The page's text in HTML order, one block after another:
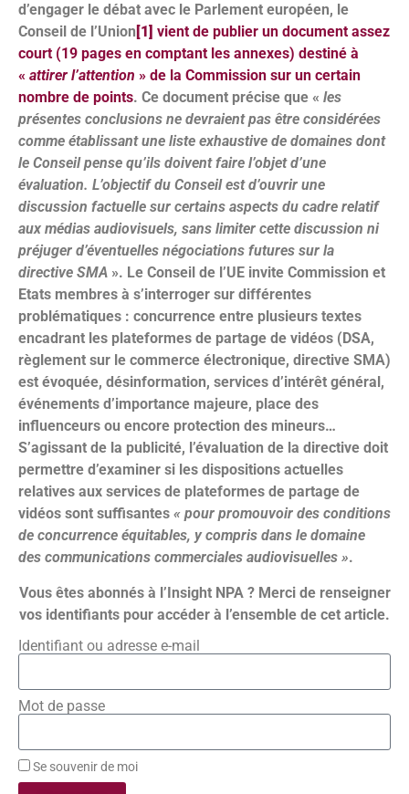
d’engager le débat avec le Parlement européen, le
Conseil de l’Union [1] vient de publier un document assez
court (19 pages en comptant les annexes) destiné à
« attirer l’attention » de la Commission sur un certain
nombre de points. Ce document précise que « les
présentes conclusions ne devraient pas être considérées
comme établissant une liste exhaustive de domaines dont
le Conseil pense qu’ils doivent faire l’objet d’une
évaluation. L’objectif du Conseil est d’ouvrir une
discussion factuelle sur certains aspects du cadre relatif
aux médias audiovisuels, sans limiter cette discussion ni
préjuger d’éventuelles négociations futures sur la
directive SMA ». Le Conseil de l’UE invite Commission et
Etats membres à s’interroger sur différentes
problématiques : concurrence entre plusieurs textes
encadrant les plateformes de partage de vidéos (DSA,
règlement sur le commerce électronique, directive SMA)
est évoquée, désinformation, services d’intérêt général,
événements d’importance majeure, place des
influenceurs ou encore protection des mineurs…
S’agissant de la publicité, l’évaluation de la directive doit
permettre d’examiner si les dispositions actuelles
relatives aux services de plateformes de partage de
vidéos sont suffisantes « pour promouvoir des conditions
de concurrence équitables, y compris dans le domaine
des communications commerciales audiovisuelles ».
Vous êtes abonnés à l’Insight NPA ? Merci de renseigner
vos identifiants pour accéder à l’ensemble de cet article.
Identifiant ou adresse e-mail
Mot de passe
Se souvenir de moi